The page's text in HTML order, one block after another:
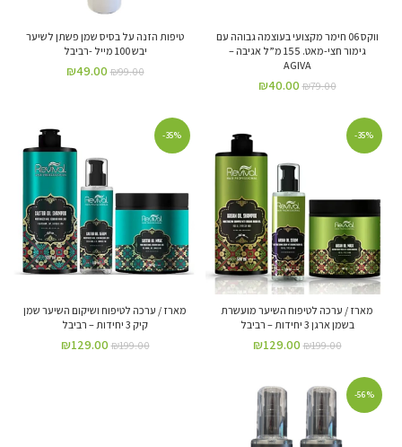
ווקס 06 חימר מקצועי בעוצמה גבוהה עם
גימור חצי-מאט. 155 מ”ל אגיבה –
AGIVA
₪79.00
₪40.00
טיפות הזנה על בסיס שמן פשתן לשיער
יבש 100 מייל -רביבל
₪99.00
₪49.00
-35%
מארז / ערכה לטיפוח השיער מועשרת
בשמן ארגן 3 יחידות – רביבל
₪199.00
₪129.00
-35%
מארז / ערכה לטיפוח ושיקום השיער שמן
קיק 3 יחידות – רביבל
₪199.00
₪129.00
-56%